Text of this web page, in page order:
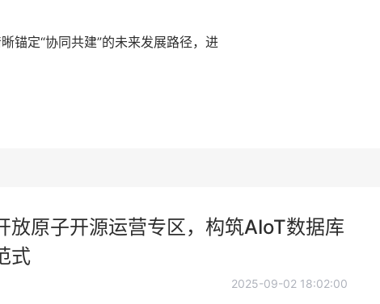
锚定“协同共建”的未来发展路径，进
放原子开源运营专区，构筑AIoT数据库
式
2025-09-02 18:02:00